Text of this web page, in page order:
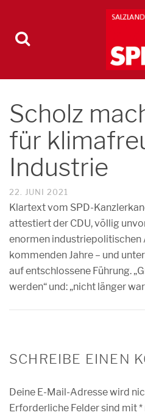
Scholz
für
Industrie
22. JUNI 2021
Klartext vom SPD-
attestiert der CDU, völlig
enormen industriepolitischen
kommenden Jahre – und
auf entschlossene Führung.
werden“ und: „nicht länger
SCHREIBE EINEN
Deine E-Mail-Adresse wird
Erforderliche Felder sind mit*